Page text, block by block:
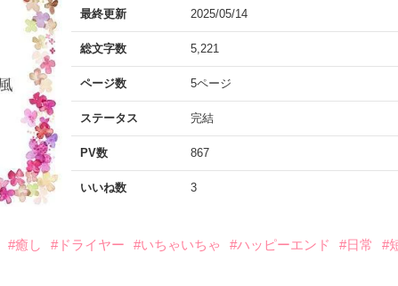
最終更新 2025/05/14
総文字数 5,221
ページ数 5ページ
ステータス 完結
PV数 867
いいね数 3
#癒し #ドライヤー #いちゃいちゃ #ハッピーエンド #日常 #